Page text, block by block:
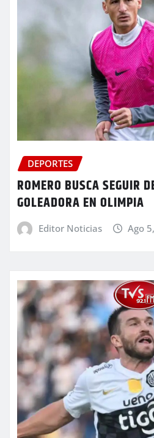
DEPORTES
ROMERO BUSCA SEGUIR
GOLEADORA EN OLIMPIA
Editor Noticias Ago